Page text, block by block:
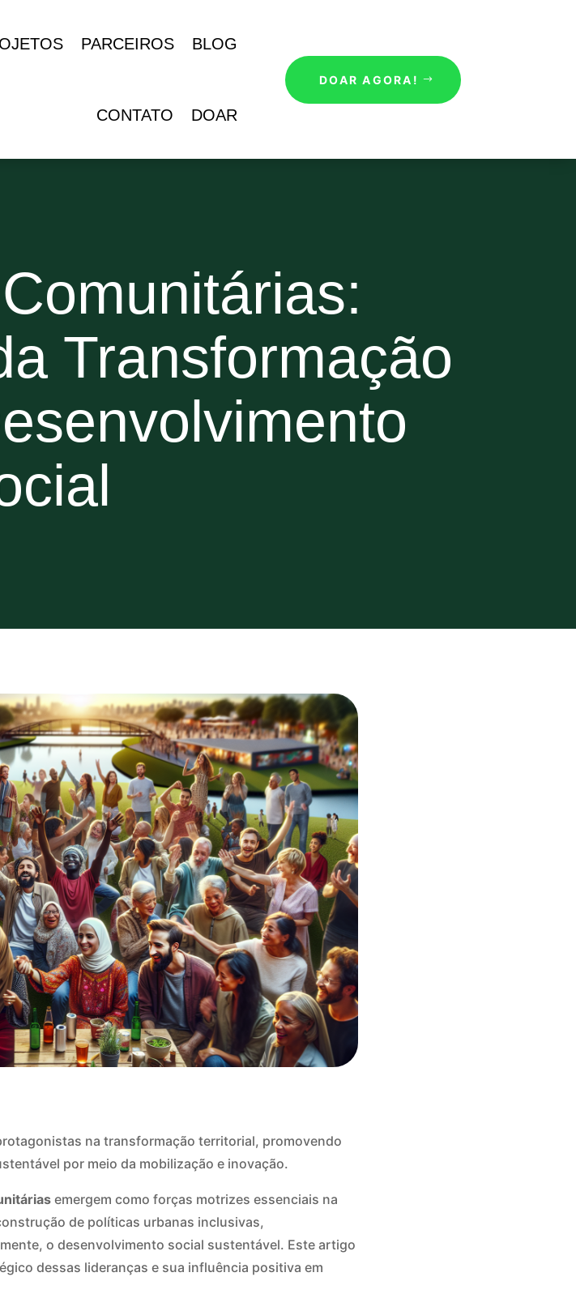
PARCEIROS BLOG
CONTATO DOAR
DOAR AGORA!
Transformação
na transformação territorial, promovendo
por meio da mobilização e inovação.
emergem como forças motrizes essenciais na
de políticas urbanas inclusivas,
o desenvolvimento social sustentável. Este artigo
dessas lideranças e sua influência positiva em